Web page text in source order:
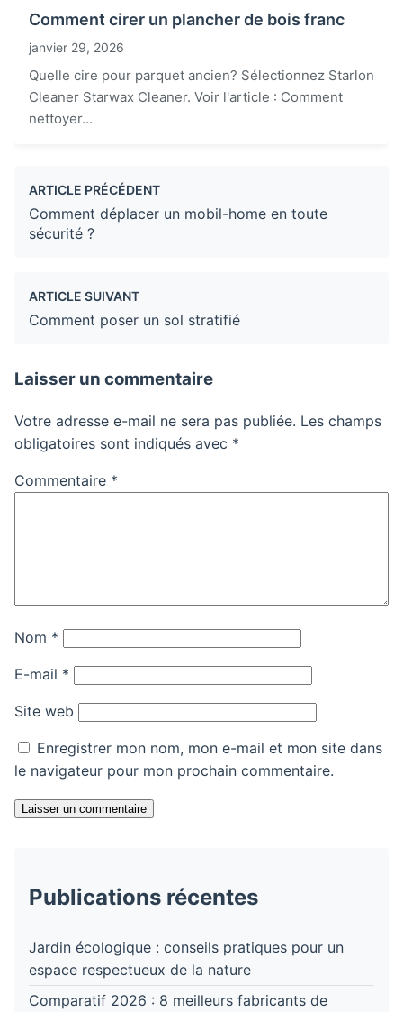
Comment cirer un plancher de bois franc
janvier 29, 2026
Quelle cire pour parquet ancien? Sélectionnez Starlon
Cleaner Starwax Cleaner. Voir l'article : Comment
nettoyer...
ARTICLE PRÉCÉDENT
Comment déplacer un mobil-home en toute
sécurité ?
ARTICLE SUIVANT
Comment poser un sol stratifié
Laisser un commentaire
Votre adresse e-mail ne sera pas publiée. Les champs
obligatoires sont indiqués avec *
Commentaire *
Nom *
E-mail *
Site web
Enregistrer mon nom, mon e-mail et mon site dans
le navigateur pour mon prochain commentaire.
Laisser un commentaire
Publications récentes
Jardin écologique : conseils pratiques pour un
espace respectueux de la nature
Comparatif 2026 : 8 meilleurs fabricants de